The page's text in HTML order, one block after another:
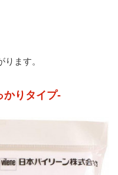
ます。
かりタイプ-